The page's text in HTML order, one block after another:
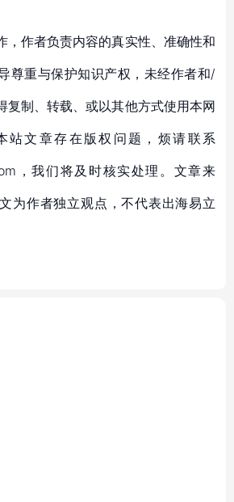
，作者负责内容的真实性、准确性和
尊重与保护知识产权，未经作者和/
复制、转载、或以其他方式使用本网
站文章存在版权问题，烦请联系
，我们将及时核实处理。文章来
为作者独立观点，不代表出海易立